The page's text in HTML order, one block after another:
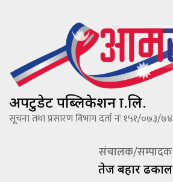
अपटुडेट पब्लिकेशन प्रा.लि.
सूचना तथा प्रसारण विभाग दर्ता नंः १५१/०७३/७४
संचालक/सम्पादक
तेज बहादूर ढकाल